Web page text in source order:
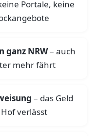
Portale, keine
ganz NRW– auch
mehr fährt
– das Geld
verlässt